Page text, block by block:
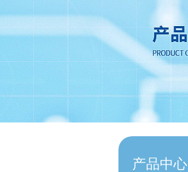
产品中心